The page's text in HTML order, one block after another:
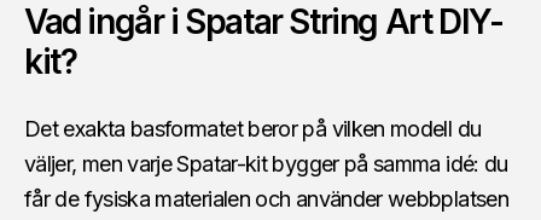
Vad ingår i Spatar String Art DIY-
kit?
Det exakta basformatet beror på vilken modell du
väljer, men varje Spatar-kit bygger på samma idé: du
får de fysiska materialen och använder webbplatsen